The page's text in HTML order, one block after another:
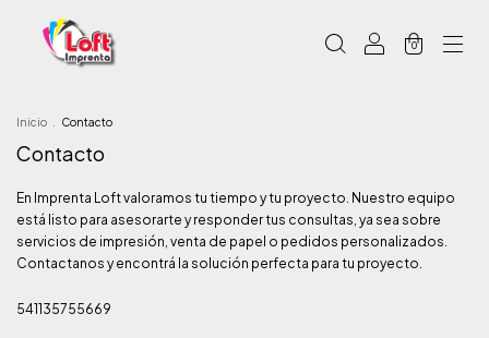
0
Inicio Contacto
Contacto
En Imprenta Loft valoramos tu tiempo y tu proyecto. Nuestro equipo
está listo para asesorarte y responder tus consultas, ya sea sobre
servicios de impresión, venta de papel o pedidos personalizados.
Contactanos y encontrá la solución perfecta para tu proyecto.
541135755669